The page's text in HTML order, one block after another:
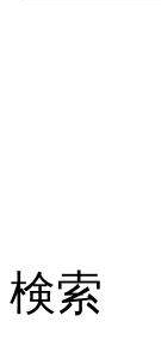
検索